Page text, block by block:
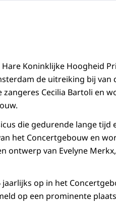
Koninklijke Hoogheid
de uitreiking bij van
Cecilia Bartoli en
die gedurende lange tijd
het Concertgebouw en
ontwerp van Evelyne
op in het
op een prominente